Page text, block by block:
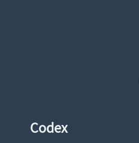
Codex